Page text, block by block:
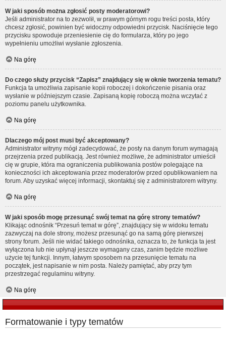
W jaki sposób można zgłosić posty moderatorowi?
Jeśli administrator na to zezwolił, w prawym górnym rogu treści posta, który
chcesz zgłosić, powinien być widoczny odpowiedni przycisk. Naciśnięcie tego
przycisku spowoduje przeniesienie cię do formularza, który po jego
wypełnieniu umożliwi wysłanie zgłoszenia.
Na górę
Do czego służy przycisk “Zapisz” znajdujący się w oknie tworzenia tematu?
Funkcja ta umożliwia zapisanie kopii roboczej i dokończenie pisania oraz
wysłanie w późniejszym czasie. Zapisaną kopię roboczą można wczytać z
poziomu panelu użytkownika.
Na górę
Dlaczego mój post musi być akceptowany?
Administrator witryny mógł zadecydować, że posty na danym forum wymagają
przejrzenia przed publikacją. Jest również możliwe, że administrator umieścił
cię w grupie, która ma ograniczenia publikowania postów polegające na
konieczności ich akceptowania przez moderatorów przed opublikowaniem na
forum. Aby uzyskać więcej informacji, skontaktuj się z administratorem witryny.
Na górę
W jaki sposób mogę przesunąć swój temat na górę strony tematów?
Klikając odnośnik “Przesuń temat w górę”, znajdujący się w widoku tematu
zazwyczaj na dole strony, możesz przesunąć go na samą górę pierwszej
strony forum. Jeśli nie widać takiego odnośnika, oznacza to, że funkcja ta jest
wyłączona lub nie upłynął jeszcze wymagany czas, zanim będzie możliwe
użycie tej funkcji. Innym, łatwym sposobem na przesunięcie tematu na
początek, jest napisanie w nim posta. Należy pamiętać, aby przy tym
przestrzegać regulaminu witryny.
Na górę
Formatowanie i typy tematów